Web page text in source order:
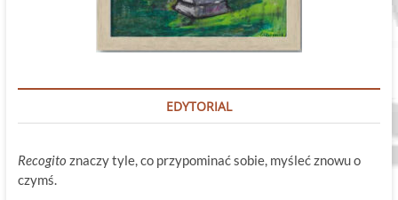
EDYTORIAL
Recogito znaczy tyle, co przypominać sobie, myśleć znowu o
czymś.